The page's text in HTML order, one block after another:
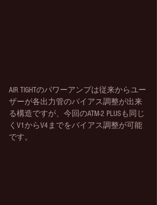
AIR TIGHTのパワーアンプは従来からユー
ザーが各出力管のバイアス調整が出来
る構造ですが、今回のATM-2 PLUSも同じ
くV1からV4までをバイアス調整が可能
です。